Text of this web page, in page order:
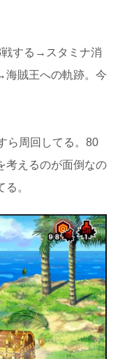
する→スタミナ消
海賊王への軌跡。今
ら周回してる。80
考えるのが面倒なの
。